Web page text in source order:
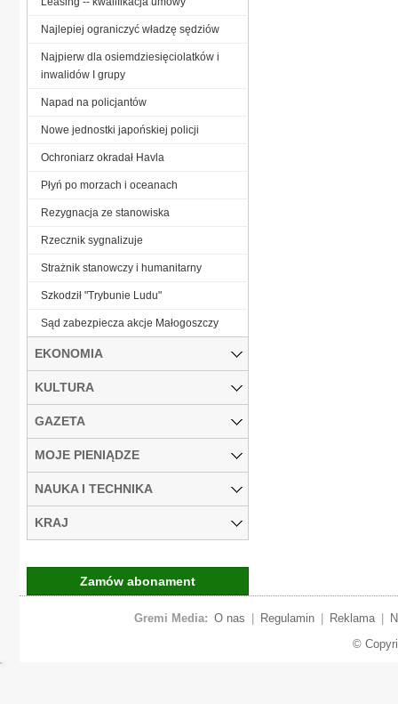
Najlepiej ograniczyć władzę sędziów
Najpierw dla osiemdziesięciolatków i
inwalidów I grupy
Napad na policjantów
Nowe jednostki japońskiej policji
Ochroniarz okradał Havla
Płyń po morzach i oceanach
Rezygnacja ze stanowiska
Rzecznik sygnalizuje
Strażnik stanowczy i humanitarny
Szkodził "Trybunie Ludu"
Sąd zabezpiecza akcje Małogoszczy
EKONOMIA
KULTURA
GAZETA
MOJE PIENIĄDZE
NAUKA I TECHNIKA
KRAJ
Zamów abonament
Gremi Media: O nas Regulamin Reklama
©